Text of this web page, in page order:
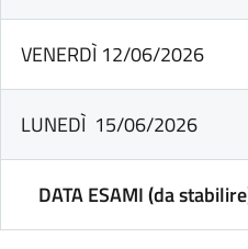
VENERDÌ 12/06/2026
LUNEDÌ 15/06/2026
DATA ESAMI (da